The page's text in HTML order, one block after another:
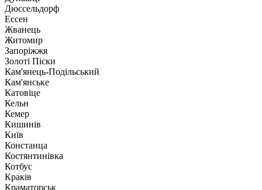
Дюссельдорф
Ессен
Жванець
Житомир
Запоріжжя
Золоті Піски
Кам'янець-Подільський
Кам'янське
Катовіце
Кельн
Кемер
Кишинів
Київ
Констанца
Костянтинівка
Котбус
Краків
Краматорськ